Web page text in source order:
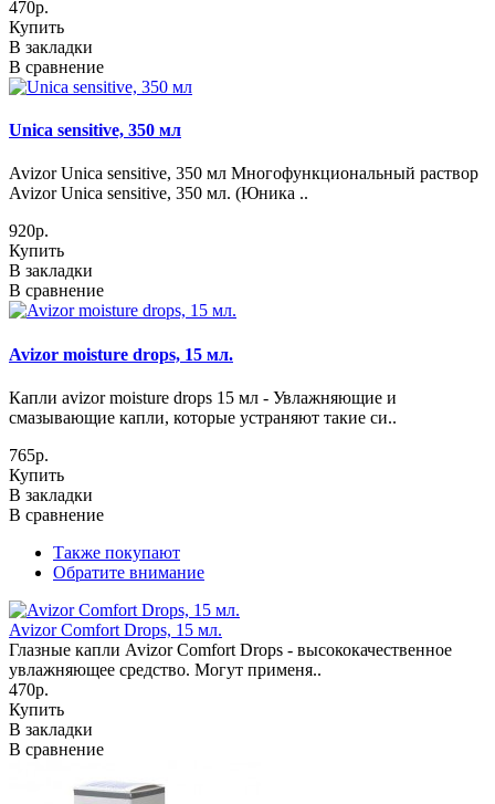
470р.
Купить
В закладки
В сравнение
Unica sensitive, 350 мл
Avizor Unica sensitive, 350 мл Многофункциональный раствор
Avizor Unica sensitive, 350 мл. (Юника ..
920р.
Купить
В закладки
В сравнение
Avizor moisture drops, 15 мл.
Капли avizor moisture drops 15 мл - Увлажняющие и
смазывающие капли, которые устраняют такие си..
765р.
Купить
В закладки
В сравнение
Также покупают
Обратите внимание
Avizor Comfort Drops, 15 мл.
Глазные капли Avizor Comfort Drops - высококачественное
увлажняющее средство. Могут применя..
470р.
Купить
В закладки
В сравнение